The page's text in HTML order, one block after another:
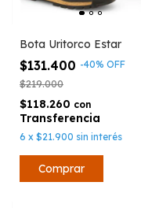
Bota Uritorco Estar
$131.400 -40% OFF
$219.000
$118.260 con
6 x $21.900 sin interés
Comprar